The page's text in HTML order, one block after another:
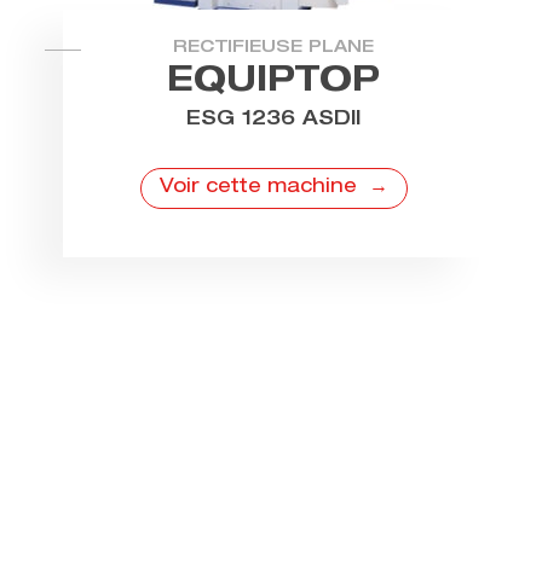
RECTIFIEUSE PLANE
EQUIPTOP
ESG 1236 ASDII
Voir cette machine